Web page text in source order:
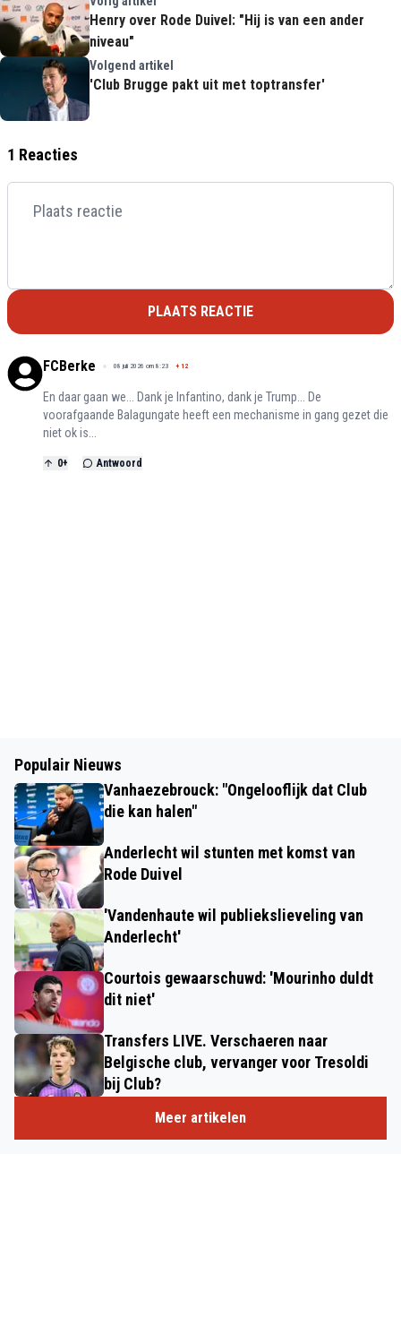
Henry over Rode Duivel: "Hij is van een ander
niveau"
Volgend artikel
'Club Brugge pakt uit met toptransfer'
1 Reacties
PLAATS REACTIE
FCBerke 08 juli 2026 om 8:23 + 12
En daar gaan we... Dank je Infantino, dank je Trump... De
voorafgaande Balagungate heeft een mechanisme in gang gezet die
niet ok is...
0+ Antwoord
Populair Nieuws
Vanhaezebrouck: "Ongelooflijk dat Club
die kan halen"
Anderlecht wil stunten met komst van
Rode Duivel
'Vandenhaute wil publiekslieveling van
Anderlecht'
Courtois gewaarschuwd: 'Mourinho duldt
dit niet'
Transfers LIVE. Verschaeren naar
Belgische club, vervanger voor Tresoldi
bij Club?
Meer artikelen